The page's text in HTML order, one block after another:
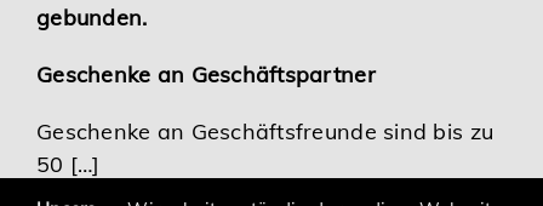
gebunden.
Geschenke an Geschäftspartner
Geschenke an Geschäftsfreunde sind bis zu
50 […]